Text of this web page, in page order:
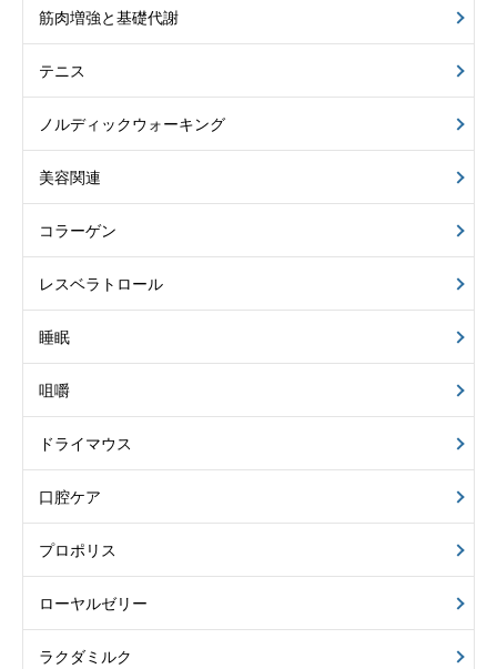
筋肉増強と基礎代謝
テニス
ノルディックウォーキング
美容関連
コラーゲン
レスベラトロール
睡眠
咀嚼
ドライマウス
口腔ケア
プロポリス
ローヤルゼリー
ラクダミルク